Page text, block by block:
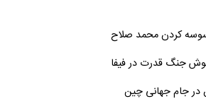
کردن محمد صلاح
جنگ قدرت در فیفا
در جام جهانی چین